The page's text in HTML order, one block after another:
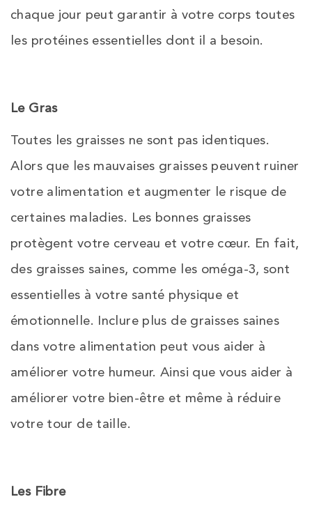
chaque jour peut garantir à votre corps toutes
les protéines essentielles dont il a besoin.
Le Gras
Toutes les graisses ne sont pas identiques.
Alors que les mauvaises graisses peuvent ruiner
votre alimentation et augmenter le risque de
certaines maladies. Les bonnes graisses
protègent votre cerveau et votre cœur. En fait,
des graisses saines, comme les oméga-3, sont
essentielles à votre santé physique et
émotionnelle. Inclure plus de graisses saines
dans votre alimentation peut vous aider à
améliorer votre humeur. Ainsi que vous aider à
améliorer votre bien-être et même à réduire
votre tour de taille.
Les Fibre